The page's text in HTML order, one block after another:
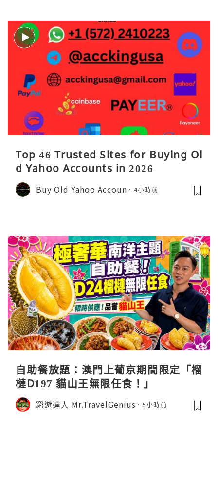
Top 46 Trusted Sites for Buying Ol
d Yahoo Accounts in 2026
Buy Old Yahoo Accoun 4小時前
自助餐放題：澳門上葡京期間限定「榴
槤D197 貓山王無限任食！」
窮遊達人 Mr.TravelGenius 5小時前